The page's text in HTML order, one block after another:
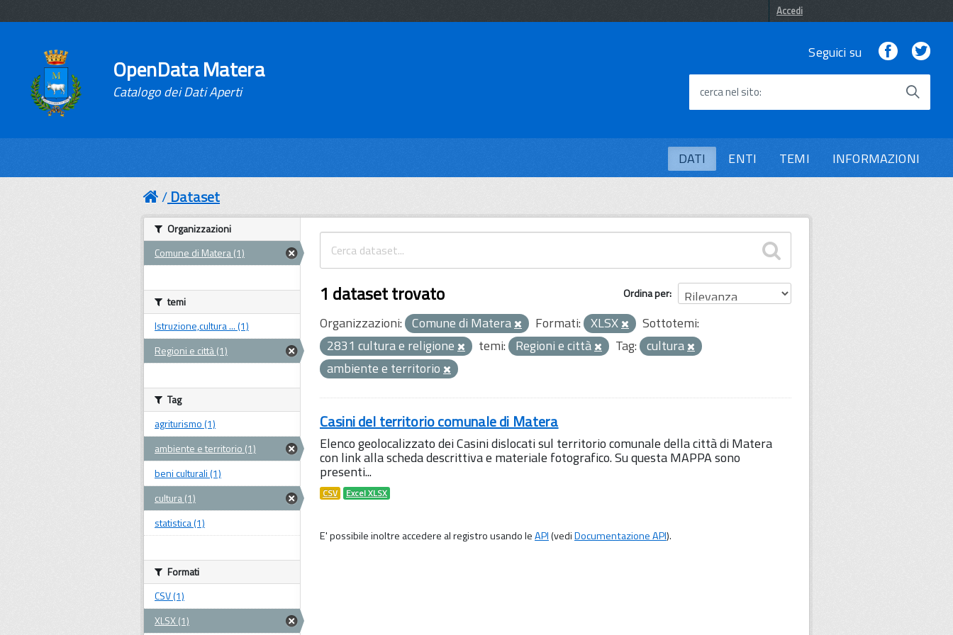
Accedi
OpenData Matera
Catalogo dei Dati Aperti
Seguici su Facebook
cerca nel sito
DATI ENTI TEMI INFORMAZIONI
Dataset
Ordina per
1 dataset trovato
Organizzazioni: Comune di Matera Formati: XLSX
Sottotemi:
2831 cultura e religione
temi: Regioni e città Tag: cultura
ambiente e territorio
Casini del territorio comunale di Matera
Elenco geolocalizzato dei Casini dislocati sul territorio comunale della città di Matera
con link alla scheda descrittiva e materiale fotografico. Su questa MAPPA sono
presenti...
CSV Excel XLSX
E' possibile inoltre accedere al registro usando leAPI(vediDocumentazione API).
Organizzazioni
Comune di Matera (1)
temi
Istruzione,cultura ... (1)
Regioni e città (1)
Tag
agriturismo (1)
ambiente e territorio (1)
beni culturali (1)
cultura (1)
statistica (1)
Formati
CSV (1)
XLSX (1)